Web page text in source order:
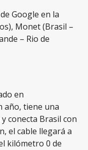
Google en la
Monet (Brasil –
– Rio de
en
año, tiene una
conecta Brasil con
el cable llegará a
kilómetro 0 de